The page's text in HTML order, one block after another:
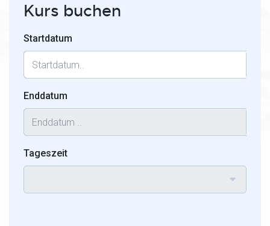
Kurs buchen
Startdatum
Enddatum
Tageszeit